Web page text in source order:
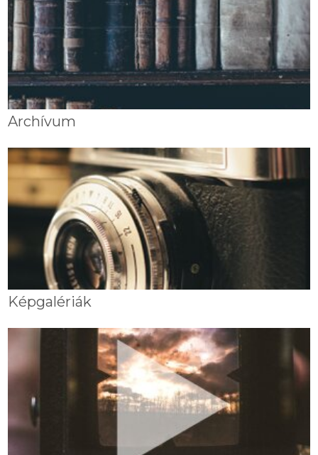
Archívum
Képgalériák